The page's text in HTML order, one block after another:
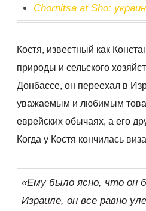
Chornitsa at Sho:
Костя, известный как
природы и сельского
Донбассе, он переехал в
уважаемым и любимым
еврейских обычаях, а его
Когда у Костя кончилась
«Ему было ясно, что он
Израиле, он все равно